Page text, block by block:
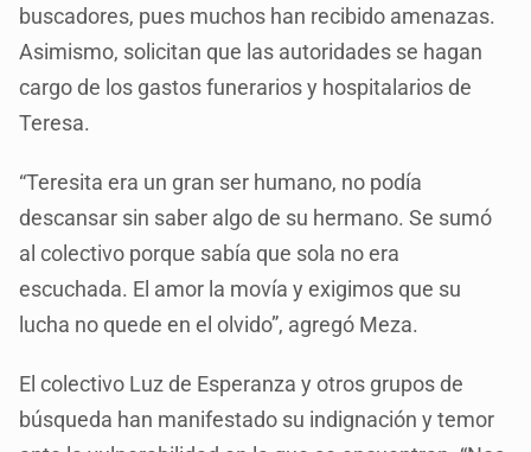
buscadores, pues muchos han recibido amenazas.
Asimismo, solicitan que las autoridades se hagan
cargo de los gastos funerarios y hospitalarios de
Teresa.
“Teresita era un gran ser humano, no podía
descansar sin saber algo de su hermano. Se sumó
al colectivo porque sabía que sola no era
escuchada. El amor la movía y exigimos que su
lucha no quede en el olvido”, agregó Meza.
El colectivo Luz de Esperanza y otros grupos de
búsqueda han manifestado su indignación y temor